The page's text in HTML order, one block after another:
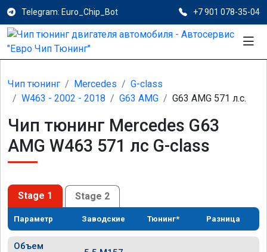
Telegram: Euro_Chip_Bot +7 901 078-35-04
Чип тюнинг Mercedes
G-class
W463 - 2002 - 2018
G63 AMG G63 AMG 571 л.с.
Чип тюнинг Mercedes G63
AMG W463 571 лс G-class
Stage 1 Stage 2
Параметр Заводские Тюнинг* Разница
Объем